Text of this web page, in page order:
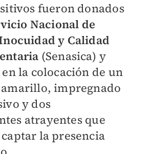
fueron donados
Nacional de
y Calidad
(Senasica) y
la colocación de un
impregnado
y dos
atrayentes que
la presencia